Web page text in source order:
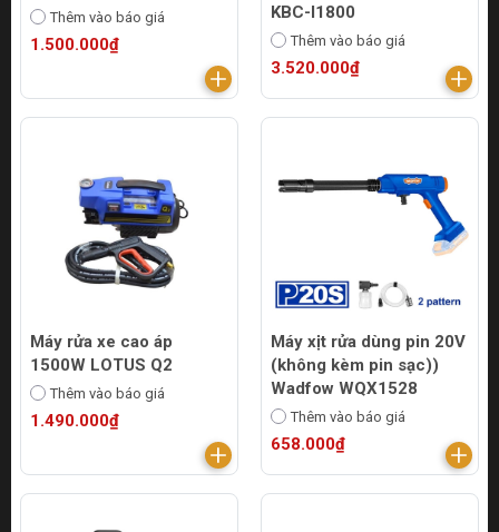
Thêm vào báo giá
1.500.000₫
KBC-I1800
Thêm vào báo giá
3.520.000₫
Máy rửa xe cao áp
1500W LOTUS Q2
Thêm vào báo giá
1.490.000₫
Máy xịt rửa dùng pin 20V
(không kèm pin sạc))
Wadfow WQX1528
Thêm vào báo giá
658.000₫